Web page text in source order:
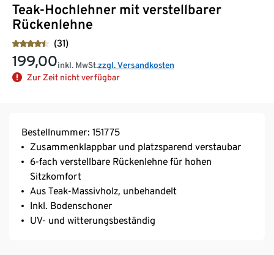
Teak-Hochlehner mit verstellbarer
Rückenlehne
(31)
199,00inkl. MwSt.zzgl. Versandkosten
Zur Zeit nicht verfügbar
Bestellnummer: 151775
Zusammenklappbar und platzsparend verstaubar
6-fach verstellbare Rückenlehne für hohen
Sitzkomfort
Aus Teak-Massivholz, unbehandelt
Inkl. Bodenschoner
UV- und witterungsbeständig